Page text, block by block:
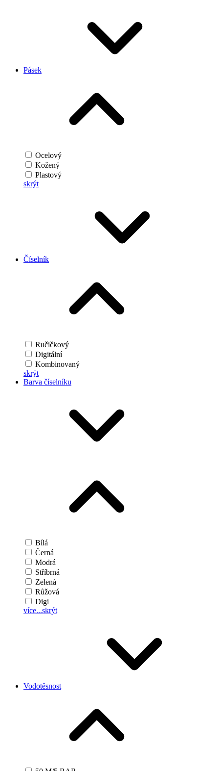
Pásek
Ocelový
Kožený
Plastový
skrýt
Číselník
Ručičkový
Digitální
Kombinovaný
skrýt
Barva číselníku
Bílá
Černá
Modrá
Stříbrná
Zelená
Růžová
Digi
více...skrýt
Vodotěsnost